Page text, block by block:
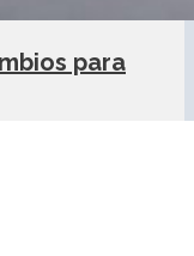
para